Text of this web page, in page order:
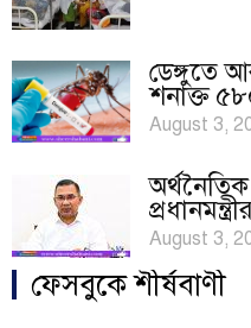
ডেঙ্গুতে
শনাক্ত
August 3,
August 3,
ফেসবুকে শীর্ষবাণী